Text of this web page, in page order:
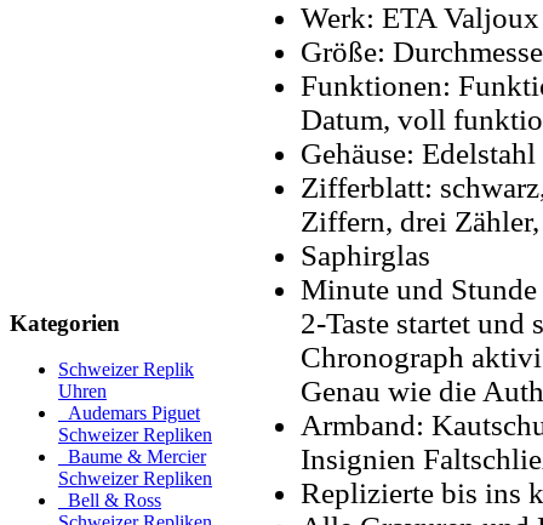
Kategorien
Schweizer Replik
Uhren
Audemars Piguet
Schweizer Repliken
Baume & Mercier
Schweizer Repliken
Bell & Ross
Werk: ETA
Größe:
Funktionen:
Datum, voll
Gehäuse: Edelstahl
Zifferblatt:
Ziffern, drei
Saphirglas
Minute und
2-Taste startet
Chronograph
Genau wie die
Armband:
Insignien
Replizierte bis ins